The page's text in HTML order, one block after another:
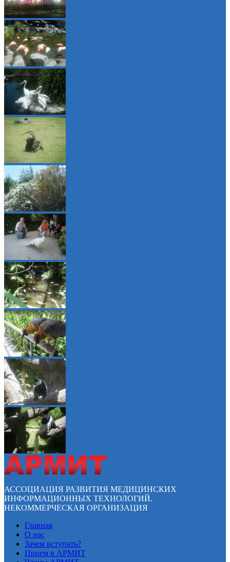
АССОЦИАЦИЯ РАЗВИТИЯ МЕДИЦИНСКИХ
ИНФОРМАЦИОННЫХ ТЕХНОЛОГИЙ.
НЕКОММЕРЧЕСКАЯ ОРГАНИЗАЦИЯ
Главная
О нас
Зачем вступать?
Прием в АРМИТ